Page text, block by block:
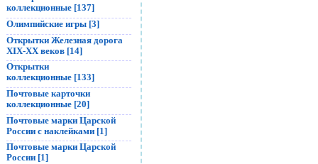
коллекционные [137]
Олимпийские игры [3]
Открытки Железная дорога
XIX-XX веков [14]
Открытки
коллекционные [133]
Почтовые карточки
коллекционные [20]
Почтовые марки Царской
России с наклейками [1]
Почтовые марки Царской
России [1]